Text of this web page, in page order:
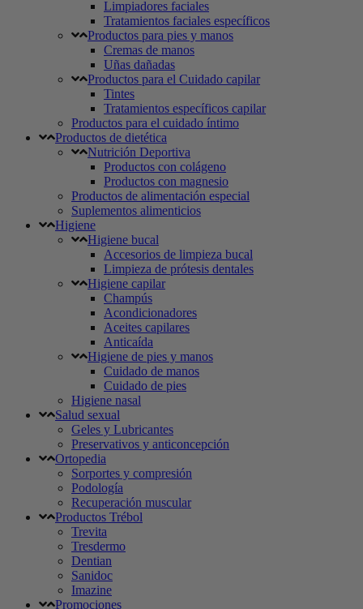
Limpiadores faciales
Tratamientos faciales específicos
Productos para pies y manos
Cremas de manos
Uñas dañadas
Productos para el Cuidado capilar
Tintes
Tratamientos específicos capilar
Productos para el cuidado íntimo
Productos de dietética
Nutrición Deportiva
Productos con colágeno
Productos con magnesio
Productos de alimentación especial
Suplementos alimenticios
Higiene
Higiene bucal
Accesorios de limpieza bucal
Limpieza de prótesis dentales
Higiene capilar
Champús
Acondicionadores
Aceites capilares
Anticaída
Higiene de pies y manos
Cuidado de manos
Cuidado de pies
Higiene nasal
Salud sexual
Geles y Lubricantes
Preservativos y anticoncepción
Ortopedia
Sorportes y compresión
Podología
Recuperación muscular
Productos Trébol
Trevita
Tresdermo
Dentian
Sanidoc
Imazine
Promociones